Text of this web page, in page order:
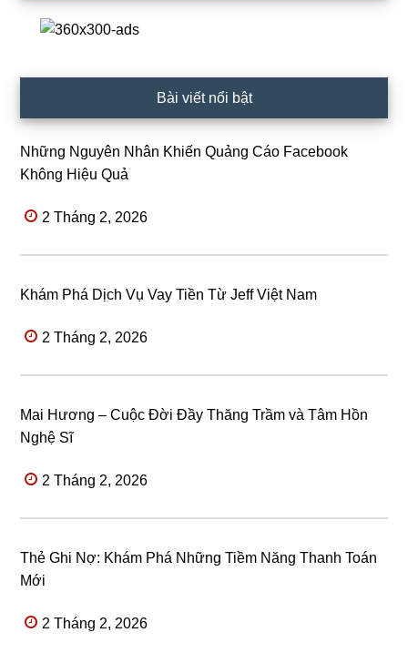
Bài viết nổi bật
Những Nguyên Nhân Khiến Quảng Cáo Facebook
Không Hiệu Quả
2 Tháng 2, 2026
Khám Phá Dịch Vụ Vay Tiền Từ Jeff Việt Nam
2 Tháng 2, 2026
Mai Hương – Cuộc Đời Đầy Thăng Trầm và Tâm Hồn
Nghệ Sĩ
2 Tháng 2, 2026
Thẻ Ghi Nợ: Khám Phá Những Tiềm Năng Thanh Toán
Mới
2 Tháng 2, 2026